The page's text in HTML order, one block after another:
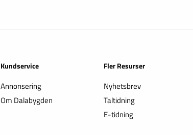
Kundservice
Annonsering
Om Dalabygden
Fler Resurser
Nyhetsbrev
Taltidning
E-tidning